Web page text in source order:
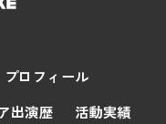
プロフィール
出演歴 活動実績